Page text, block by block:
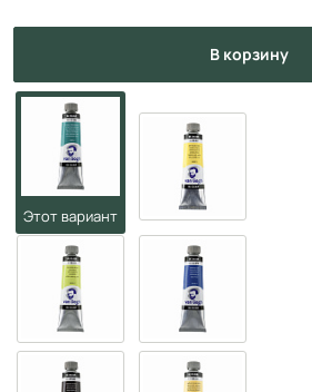
в корзину